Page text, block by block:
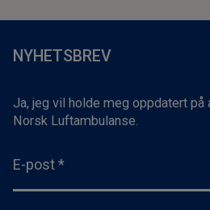
NYHETSBREV
Ja, jeg vil holde meg oppdatert
Norsk Luftambulanse.
E-post *